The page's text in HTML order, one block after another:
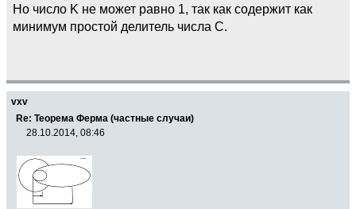
Но число K не может равно 1, так как содержит как
минимум простой делитель числа С.
vxv
Re: Теорема Ферма (частные случаи)
28.10.2014, 08:46